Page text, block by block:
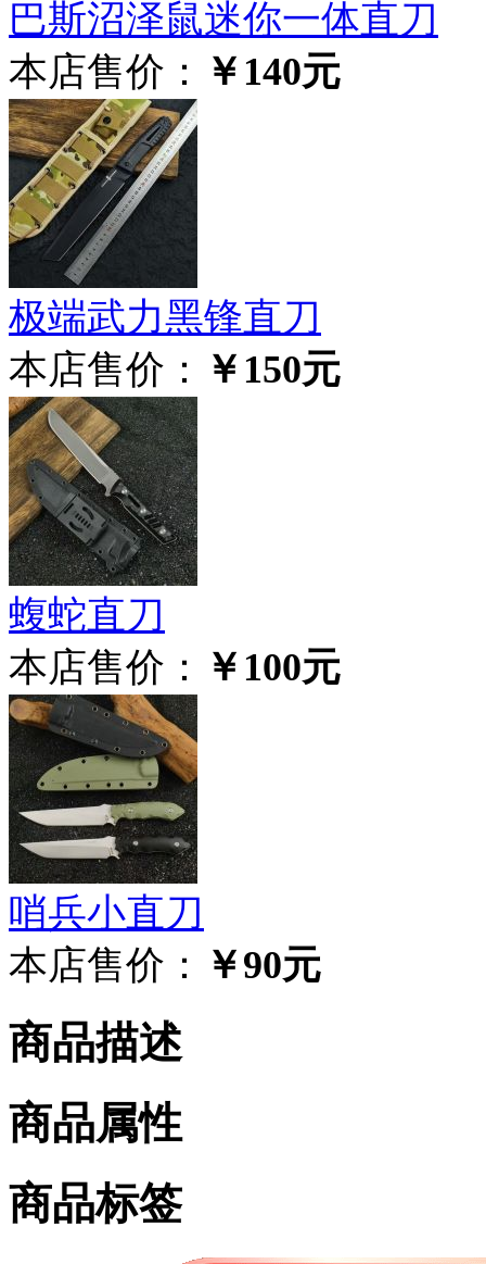
巴斯沼泽鼠迷你一体直刀
本店售价： ￥140元
极‮武端‬力黑锋直刀
本店售价： ￥150元
蝮蛇直刀
本店售价： ￥100元
哨兵小直刀
本店售价： ￥90元
商品描述
商品属性
商品标签